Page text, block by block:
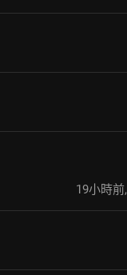
19小時前,